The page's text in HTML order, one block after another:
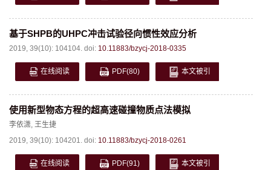
基于SHPB的UHPC冲击试验径向惯性效应分析
2019, 39(10): 104104. doi: 10.11883/bzycj-2018-0335
在线阅读 PDF(80) 本文被引
使用新型物态方程的超高速碰撞物质点法模拟
李依潇, 王生捷
2019, 39(10): 104201. doi: 10.11883/bzycj-2018-0261
在线阅读 PDF(91) 本文被引